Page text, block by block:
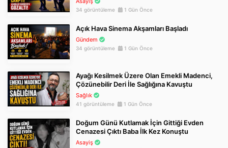
34 görüntüleme 1 Gün Önce
Açık Hava Sinema Akşamları Başladı
Gündem
34 görüntüleme 1 Gün Önce
Ayağı Kesilmek Üzere Olan Emekli Madenci,
Çözünebilir Deri İle Sağlığına Kavuştu
Sağlık
41 görüntüleme 1 Gün Önce
Doğum Günü Kutlamak İçin Gittiği Evden
Cenazesi Çıktı Baba İlk Kez Konuştu
Asayiş